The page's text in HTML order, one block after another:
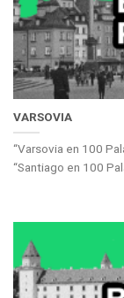
VARSOVIA
“Varsovia en 100
“Santiago en 100